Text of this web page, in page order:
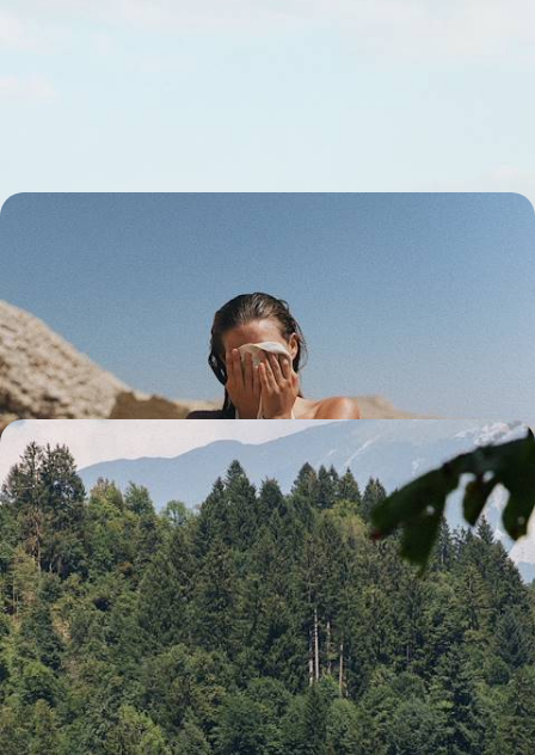
Partir de la maison avec la voiture familiale et embarquer pour un grand
voyage ensemble, par-delà les Alpes et jusqu'à la mer Adriatique
16 jours, de 3500 à 4700 €
Balkans Transit - Slovénie, Croatie, Bosnie et
Monténégro en famille
Un road-trip à travers mer, montagnes et parcs naturels, avec juste ce
qu’il faut d’histoire pour s’imprégner des Balkans
22 jours, de 4100 à 5500 €
Toutes nos suggestions de voyages avec vos enfants en
Slovénie (4)